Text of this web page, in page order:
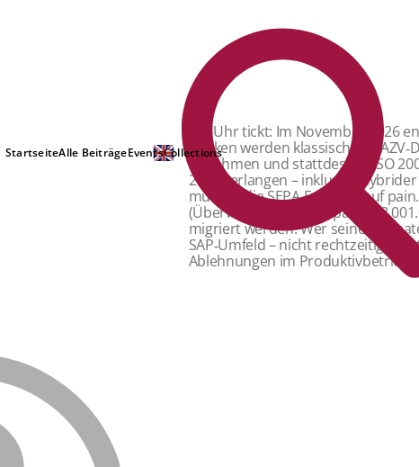
StartseiteAlle BeiträgeEventsCollections
Die Uhr tickt: Im November 2026
Banken werden klassische
annehmen und stattdessen ISO
2019 verlangen – inklusive
müssen die SEPA-Formate auf
(Überweisungen) und
migriert werden. Wer seine
SAP‑Umfeld – nicht rechtzeitig
Ablehnungen im Produktivbetrieb.